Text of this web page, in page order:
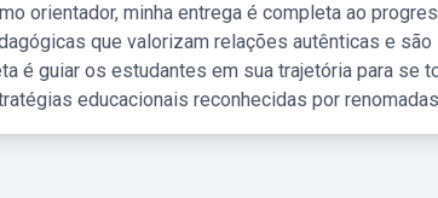
orientador, minha entrega é completa ao
que valorizam relações autênticas e
é guiar os estudantes em sua trajetória para se
educacionais reconhecidas por